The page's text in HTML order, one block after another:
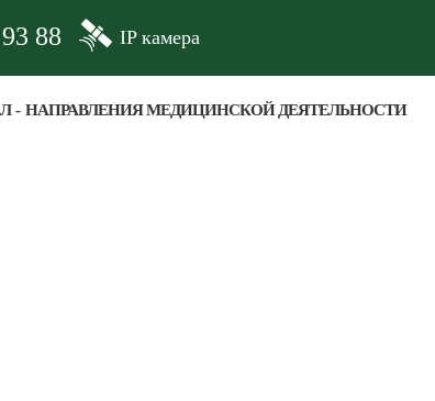
88 IP камера
НАПРАВЛЕНИЯ МЕДИЦИНСКОЙ ДЕЯТЕЛЬНОСТИ